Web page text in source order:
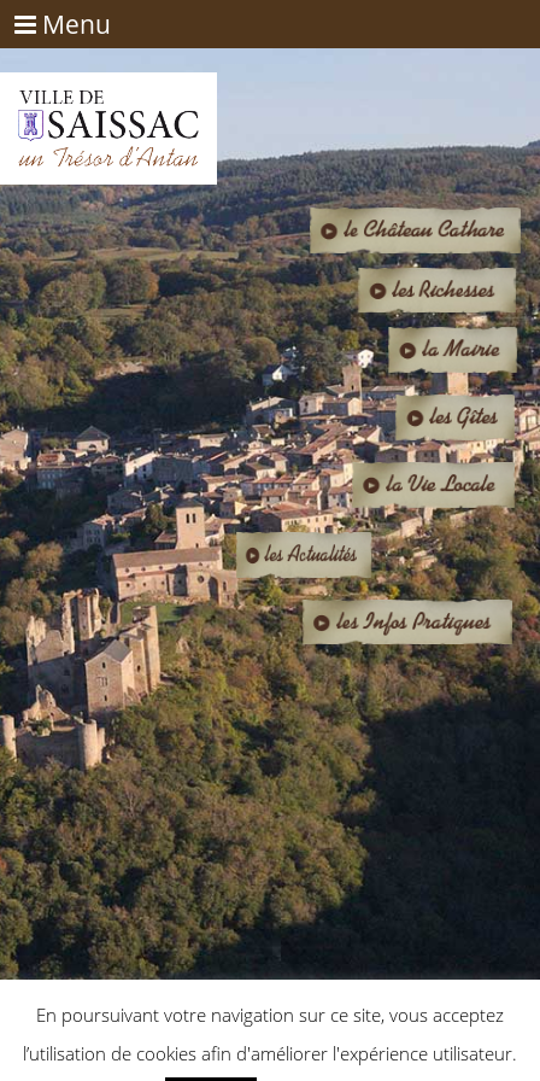
Menu
Menu
En poursuivant votre navigation sur ce site, vous acceptez
l’utilisation de cookies afin d'améliorer l'expérience utilisateur.